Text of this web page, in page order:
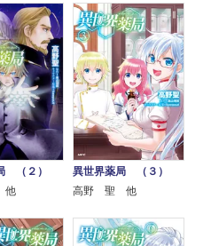
（２）
異世界薬局 （３）
高野 聖 他